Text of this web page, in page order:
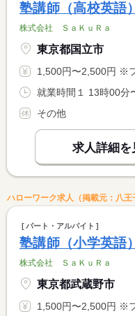
塾講師（高校英語
株式会社 ＳａＫｕＲａ
東京都国立市
1,500円〜2,500円 ※フルタイム求人の場合
その他
求人詳細を
ハローワーク求人（掲載元：八王
パート・アルバイト
塾講師（小学英語
株式会社 ＳａＫｕＲａ
東京都武蔵野市
1,500円〜2,500円 ※フルタイム求人の場合